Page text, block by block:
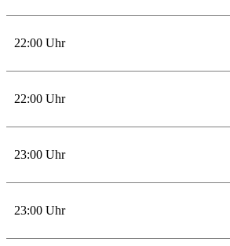
22:00 Uhr
22:00 Uhr
23:00 Uhr
23:00 Uhr